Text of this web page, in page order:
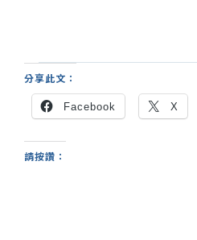
分享此文：
Facebook X
請按讚：